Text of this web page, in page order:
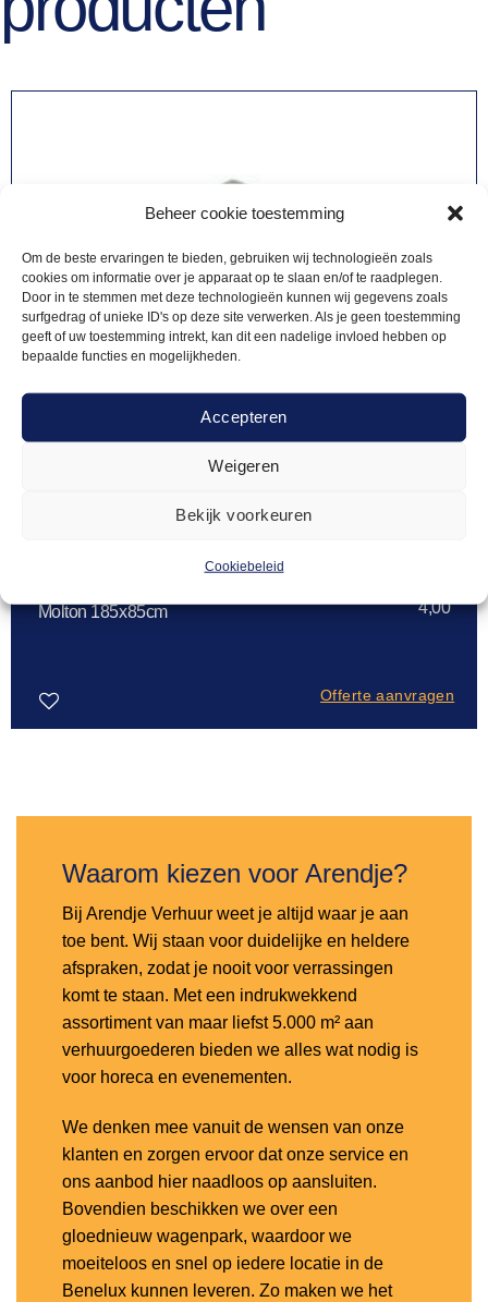
Beheer cookie toestemming
Om de beste ervaringen te bieden, gebruiken wij technologieën zoals
cookies om informatie over je apparaat op te slaan en/of te raadplegen.
Door in te stemmen met deze technologieën kunnen wij gegevens zoals
surfgedrag of unieke ID's op deze site verwerken. Als je geen toestemming
geeft of uw toestemming intrekt, kan dit een nadelige invloed hebben op
bepaalde functies en mogelijkheden.
Accepteren
Weigeren
Bekijk voorkeuren
Cookiebeleid
Molton 185x85cm 4,00
Offerte aanvragen
Waarom kiezen voor Arendje?
Bij Arendje Verhuur weet je altijd waar je aan
toe bent. Wij staan voor duidelijke en heldere
afspraken, zodat je nooit voor verrassingen
komt te staan. Met een indrukwekkend
assortiment van maar liefst 5.000 m² aan
verhuurgoederen bieden we alles wat nodig is
voor horeca en evenementen.
We denken mee vanuit de wensen van onze
klanten en zorgen ervoor dat onze service en
ons aanbod hier naadloos op aansluiten.
Bovendien beschikken we over een
gloednieuw wagenpark, waardoor we
moeiteloos en snel op iedere locatie in de
Benelux kunnen leveren. Zo maken we het